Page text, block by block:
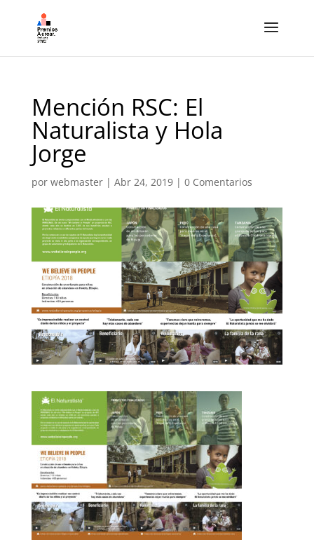
Mención RSC: El
Naturalista y Hola
Jorge
por webmaster| Abr 24, 2019| 0 Comentarios